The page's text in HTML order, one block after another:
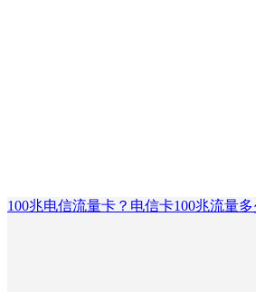
100兆电信流量卡？电信卡100兆流量